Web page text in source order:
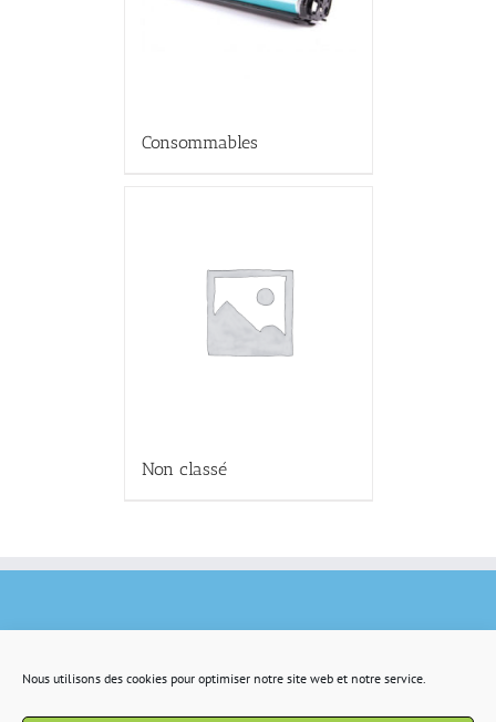
Nous utilisons des cookies pour optimiser notre site web et notre service.
Consommables
Non classé